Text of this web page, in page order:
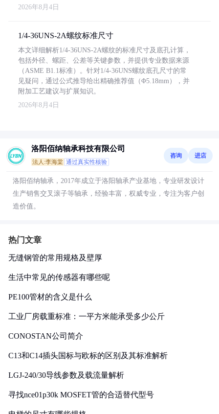
2026年8月4日
1/4-36UNS-2A螺纹标准尺寸
本文详细解析1/4-36UNS-2A螺纹的标准尺寸及底孔计算，
包括外径、螺距、公差等关键参数，并提供专业数据来源
（ASME B1.1标准）。针对1/4-36UNS螺纹底孔尺寸的常
见疑问，通过公式推导给出精确推荐值（Φ5.18mm），并
附加工艺建议与扩展知识。
2026年8月4日
洛阳佰纳轴承科技有限公司
法人:李海棠 通过真实性核验
咨询 进店
洛阳佰纳轴承，2017年成立于洛阳轴承产业基地，专业研发设计
生产销售交叉滚子等轴承，经验丰富，权威专业，专注为客户创
造价值。
热门文章
无缝钢管的常用规格及壁厚
生活中常见的传感器有哪些呢
PE100管材的含义是什么
工业厂房载重标准：一平方米能承受多少公斤
CONOSTAN公司简介
C13和C14插头国标与欧标的区别及其标准解析
LGJ-240/30导线参数及载流量解析
寻找nce01p30k MOSFET管的合适替代型号